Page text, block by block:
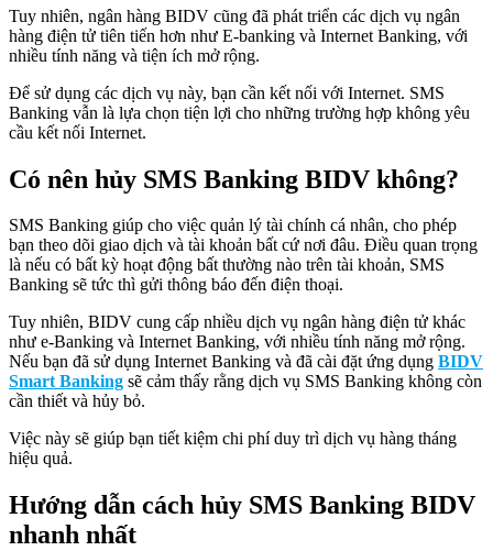
Tuy nhiên, ngân hàng BIDV cũng đã phát triển các dịch vụ ngân
hàng điện tử tiên tiến hơn như E-banking và Internet Banking, với
nhiều tính năng và tiện ích mở rộng.
Để sử dụng các dịch vụ này, bạn cần kết nối với Internet. SMS
Banking vẫn là lựa chọn tiện lợi cho những trường hợp không yêu
cầu kết nối Internet.
Có nên hủy SMS Banking BIDV không?
SMS Banking giúp cho việc quản lý tài chính cá nhân, cho phép
bạn theo dõi giao dịch và tài khoản bất cứ nơi đâu. Điều quan trọng
là nếu có bất kỳ hoạt động bất thường nào trên tài khoản, SMS
Banking sẽ tức thì gửi thông báo đến điện thoại.
Tuy nhiên, BIDV cung cấp nhiều dịch vụ ngân hàng điện tử khác
như e-Banking và Internet Banking, với nhiều tính năng mở rộng.
Nếu bạn đã sử dụng Internet Banking và đã cài đặt ứng dụng BIDV
Smart Banking sẽ cảm thấy rằng dịch vụ SMS Banking không còn
cần thiết và hủy bỏ.
Việc này sẽ giúp bạn tiết kiệm chi phí duy trì dịch vụ hàng tháng
hiệu quả.
Hướng dẫn cách hủy SMS Banking BIDV
nhanh nhất